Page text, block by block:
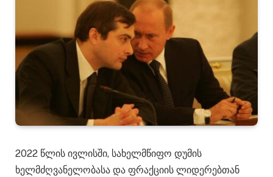
2022 წლის ივლისში, სახელმწიფო დუმის
ხელმძღვანელობასა და ფრაქციის ლიდერებთან